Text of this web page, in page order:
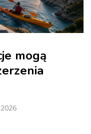
mogą